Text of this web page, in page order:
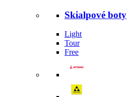
Skialpové boty
Light
Tour
Free